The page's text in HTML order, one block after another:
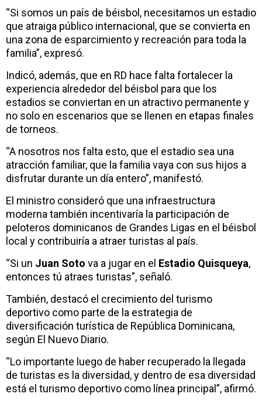
“Si somos un país de béisbol, necesitamos un estadio
que atraiga público internacional, que se convierta en
una zona de esparcimiento y recreación para toda la
familia”, expresó.
Indicó, además, que en RD hace falta fortalecer la
experiencia alrededor del béisbol para que los
estadios se conviertan en un atractivo permanente y
no solo en escenarios que se llenen en etapas finales
de torneos.
“A nosotros nos falta esto, que el estadio sea una
atracción familiar, que la familia vaya con sus hijos a
disfrutar durante un día entero”, manifestó.
El ministro consideró que una infraestructura
moderna también incentivaría la participación de
peloteros dominicanos de Grandes Ligas en el béisbol
local y contribuiría a atraer turistas al país.
“Si un Juan Soto va a jugar en el Estadio Quisqueya,
entonces tú atraes turistas”, señaló.
También, destacó el crecimiento del turismo
deportivo como parte de la estrategia de
diversificación turística de República Dominicana,
según El Nuevo Diario.
“Lo importante luego de haber recuperado la llegada
de turistas es la diversidad, y dentro de esa diversidad
está el turismo deportivo como línea principal”, afirmó.